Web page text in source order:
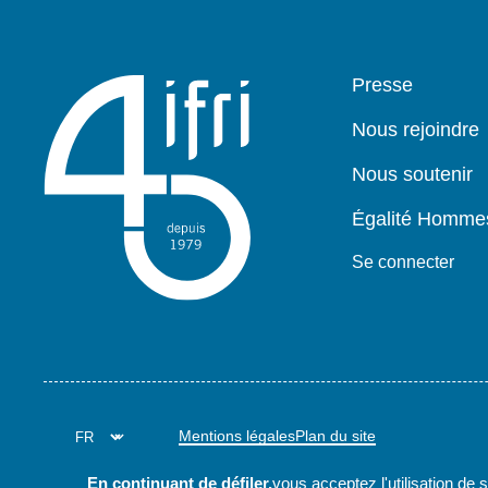
Pied
Presse
Nous rejoindre
Nous soutenir
Égalité
Se connecter
Mentions légalesPlan du site
En continuant de défiler,vous acceptez l'utilisation de